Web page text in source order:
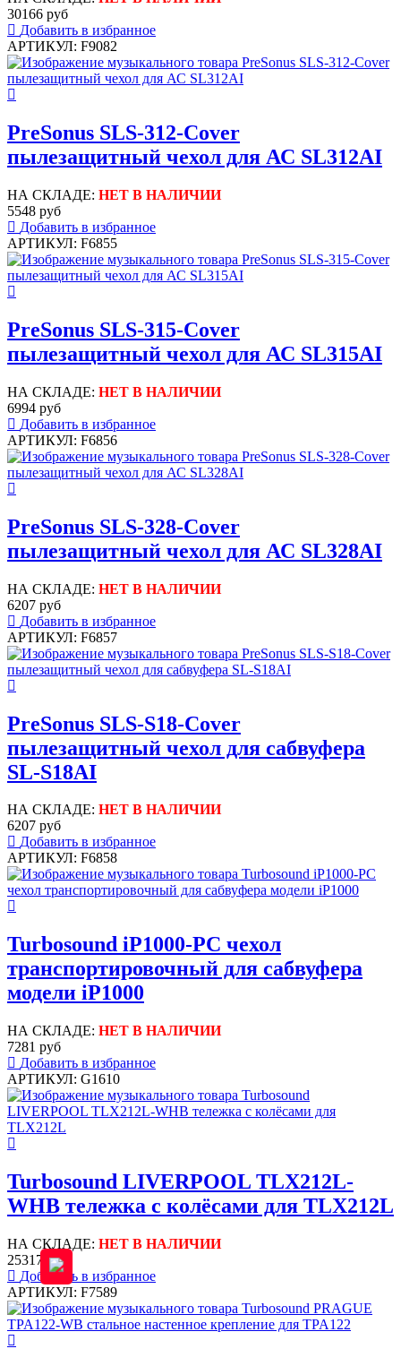
30166 руб
Добавить в избранное
АРТИКУЛ: F9082
PreSonus SLS-312-Cover
пылезащитный чехол для АС SL312AI
НА СКЛАДЕ: НЕТ В НАЛИЧИИ
5548 руб
Добавить в избранное
АРТИКУЛ: F6855
PreSonus SLS-315-Cover
пылезащитный чехол для АС SL315AI
НА СКЛАДЕ: НЕТ В НАЛИЧИИ
6994 руб
Добавить в избранное
АРТИКУЛ: F6856
PreSonus SLS-328-Cover
пылезащитный чехол для АС SL328AI
НА СКЛАДЕ: НЕТ В НАЛИЧИИ
6207 руб
Добавить в избранное
АРТИКУЛ: F6857
PreSonus SLS-S18-Cover
пылезащитный чехол для сабвуфера
SL-S18AI
НА СКЛАДЕ: НЕТ В НАЛИЧИИ
6207 руб
Добавить в избранное
АРТИКУЛ: F6858
Turbosound iP1000-PC чехол
транспортировочный для сабвуфера
модели iP1000
НА СКЛАДЕ: НЕТ В НАЛИЧИИ
7281 руб
Добавить в избранное
АРТИКУЛ: G1610
Turbosound LIVERPOOL TLX212L-
WHB тележка с колёсами для TLX212L
НА СКЛАДЕ: НЕТ В НАЛИЧИИ
25317 руб
Добавить в избранное
АРТИКУЛ: F7589